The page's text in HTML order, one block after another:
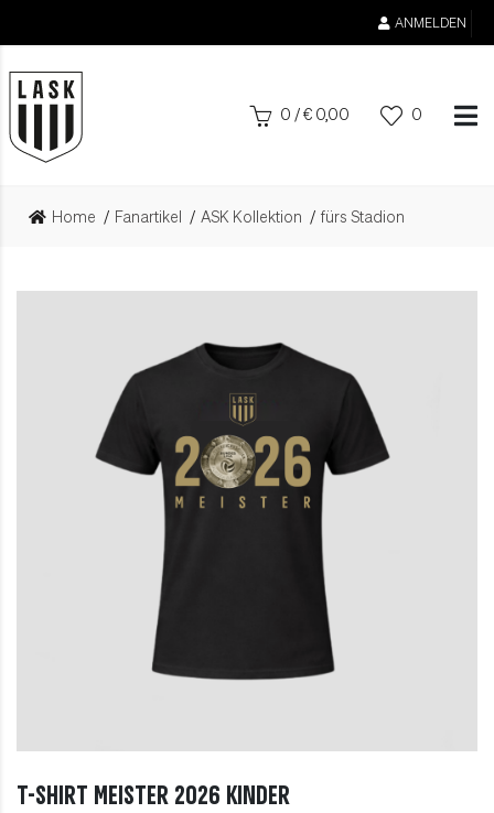
ANMELDEN
0 /€ 0,00 0
Home Fanartikel ASK Kollektion fürs Stadion
T-Shirt MEISTER 2026 Kinder